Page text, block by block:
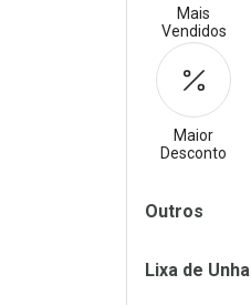
Mais
Vendidos
Maior
Desconto
Filtros
Outros
Lixa de Unha